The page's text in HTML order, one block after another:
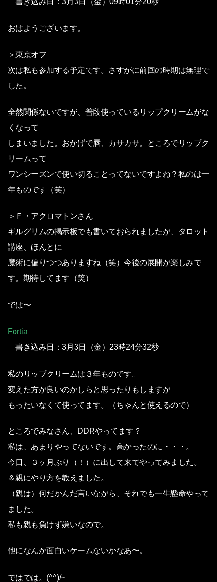
おはようございます。
＞東京オフ
次は私も参加する予定です。さすがに前回の時期は無理で
した。
全然関係ないですが、普段使っているリップクリームがな
くなって
しまいました。おかげで唇、カサカサ。ところでリップク
リームって
ワンシーズンで使い切ることってないですよね？私のは一
年ものです（笑）
＞Ｆ・アクロマトンさん
ギルグリムの掲示板でも書いておられましたが、タロット
講座、ほんとに
魔術に偏りつつありますね（笑）今後の展開が楽しみで
す。期待してます（笑）
では〜
Fortia
書き込み日：3月3日（金）23時24分32秒
私のリップクリームは３年ものです。
変えた方が良いのかしらと思ったりもしますが
もったいなくて使ってます。（ちゃんと使えるので）
ところでみなさん、DDRやってます？
私は、あまりやってないです。高かったのに・・・。
今日、３ヶ月ぶり（！）に出して来てやってみました。
＆親にやり方を教えました。
（親は）何だかんだ言いながら、それでも一生懸命やって
ました。
私も親も負けず嫌いなので。
他になんか面白いゲームないかなあ〜。
ではでは。(^^)/~